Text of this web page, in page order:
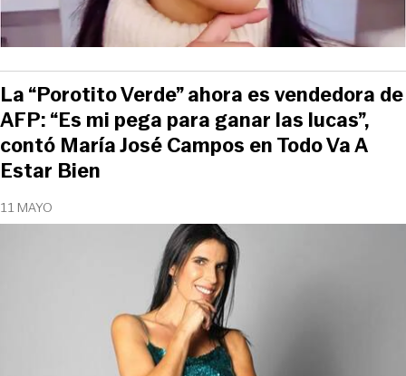
11 MAYO
La “Porotito Verde” ahora es vendedora de
AFP: “Es mi pega para ganar las lucas”,
contó María José Campos en Todo Va A
Estar Bien